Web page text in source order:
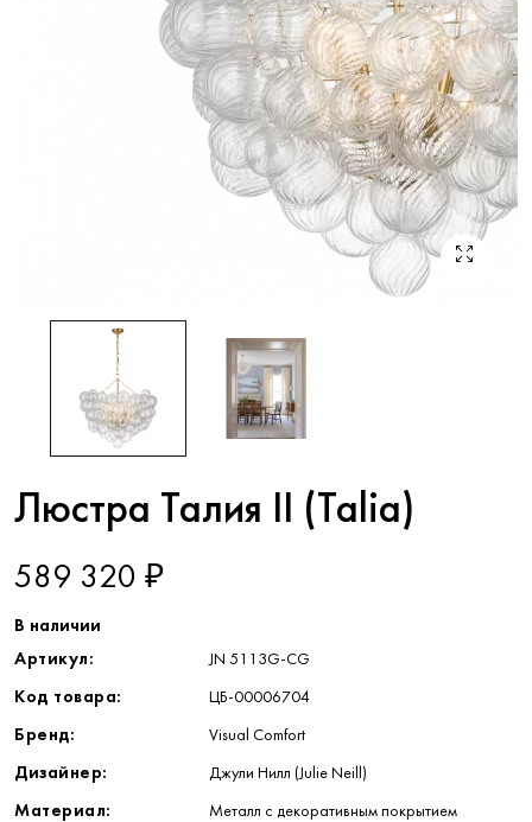
Люстра Талия II (Talia)
589 320 ₽
В наличии
Артикул:
JN 5113G-CG
Код товара: ЦБ-00006704
Бренд: Visual Comfort
Дизайнер: Джули Нилл (Julie Neill)
Материал: Металл с декоративным покрытием